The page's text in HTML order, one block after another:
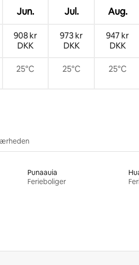
Jun. Jul. Aug.
908 kr
DKK
973 kr
DKK
947 kr
DKK
25°C 25°C 25°C
Punaauia
Ferieboliger